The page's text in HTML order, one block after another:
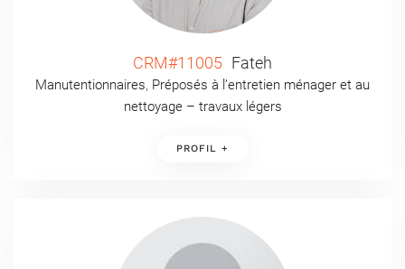
CRM#11005 Fateh
Manutentionnaires, Préposés à l’entretien ménager et au
nettoyage – travaux légers
PROFIL +